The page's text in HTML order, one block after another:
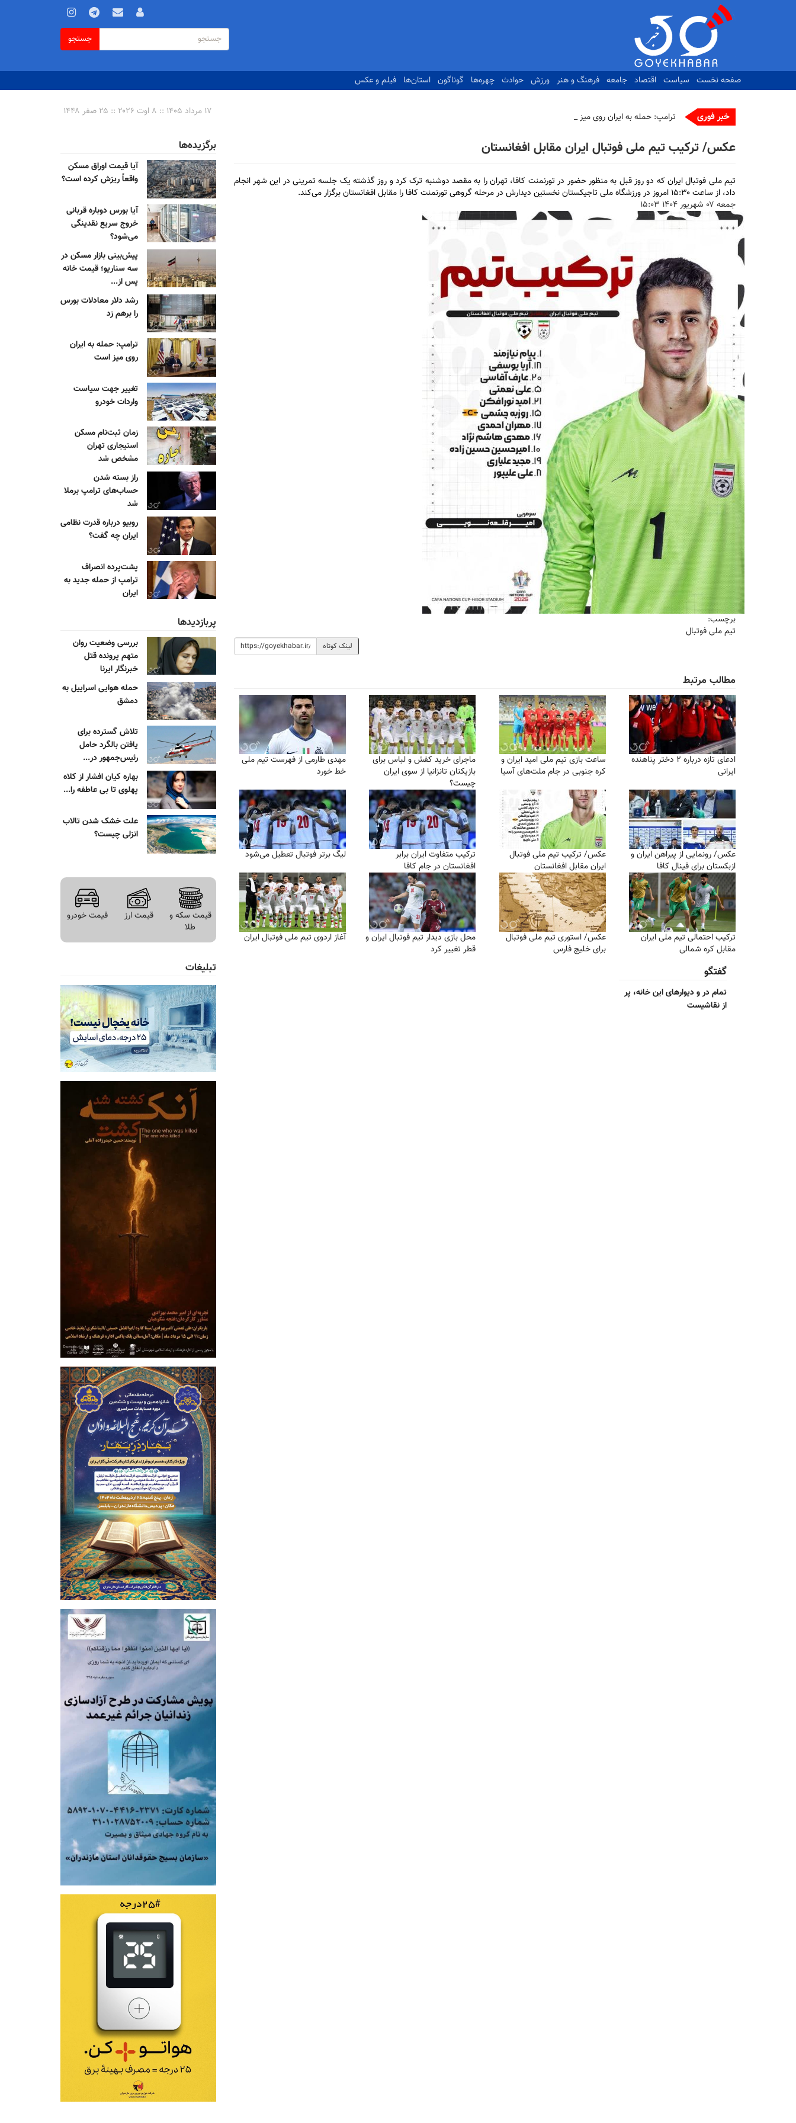
فرم
جستجو
جستجو
صفحه نخست سیاست اقتصاد جامعه فرهنگ و هنر ورزش حوادث چهره‌ها گوناگون استان‌ها فیلم و عکس
خبر فوری ترامپ: حمله به ایران روی میز است ۱۷ مرداد ۱۴۰۵ :: ۸ اوت ۲۰۲۶ :: ۲۵ صفر ۱۴۴۸
عکس/ ترکیب تیم ملی فوتبال ایران مقابل افغانستان
تیم ملی فوتبال ایران که دو روز قبل به منظور حضور در تورنمنت کافا، تهران را به مقصد دوشنبه ترک کرد و روز گذشته یک جلسه تمرینی در این شهر انجام
داد، از ساعت ۱۵:۳۰ امروز در ورزشگاه ملی تاجیکستان نخستین دیدارش در مرحله گروهی تورنمنت کافا را مقابل افغانستان برگزار می‌کند.
جمعه ۰۷ شهريور ۱۴۰۴ ۱۵:۰۳
برچسب:
تیم ملی فوتبال
لینک کوتاه
مطالب مرتبط
ادعای تازه درباره ۲ دختر پناهنده
ایرانی
ساعت بازی تیم ملی امید ایران و
کره جنوبی در جام ملت‌های آسیا
ماجرای خرید کفش و لباس برای
بازیکنان تانزانیا از سوی ایران
چیست؟
مهدی طارمی از فهرست تیم ملی
خط خورد
عکس/ رونمایی از پیراهن ایران و
ازبکستان برای فینال کافا
عکس/ ترکیب تیم ملی فوتبال
ایران مقابل افغانستان
ترکیب متفاوت ایران برابر
افغانستان در جام کافا
لیگ برتر فوتبال تعطیل می‌شود
ترکیب احتمالی تیم ملی ایران
مقابل کره شمالی
عکس/ استوری تیم ملی فوتبال
برای خلیج فارس
محل بازی دیدار تیم فوتبال ایران و
قطر تغییر کرد
آغاز اردوی تیم ملی فوتبال ایران
گفتگو
تمام در و دیوارهای این خانه، پر
از نقاشیست
برگزیده‌ها
آیا قیمت اوراق مسکن
واقعاً ریزش کرده است؟
آیا بورس دوباره قربانی
خروج سریع نقدینگی
می‌شود؟
پیش‌بینی بازار مسکن در
سه سناریو؛ قیمت خانه
پس از...
رشد دلار معادلات بورس
را برهم زد
ترامپ: حمله به ایران
روی میز است
تغییر جهت سیاست
واردات خودرو
زمان ثبت‌نام مسکن
استیجاری تهران
مشخص شد
راز بسته شدن
حساب‌های ترامپ برملا
شد
روبیو درباره قدرت نظامی
ایران چه گفت؟
پشت‌پرده انصراف
ترامپ از حمله جدید به
ایران
پربازدیدها
بررسی وضعیت روان
متهم پرونده قتل
خبرنگار ایرنا
حمله هوایی اسراییل به
دمشق
تلاش گسترده برای
یافتن بالگرد حامل
رئیس‌جمهور در...
بهاره کیان افشار از کلاه
پهلوی تا بی عاطفه را...
علت خشک شدن تالاب
انزلی چیست؟
قیمت سکه و
طلا
قیمت ارز قیمت خودرو
تبلیغات